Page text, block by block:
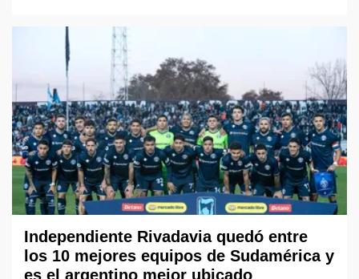
Independiente Rivadavia quedó entre
los 10 mejores equipos de Sudamérica y
es el argentino mejor ubicado